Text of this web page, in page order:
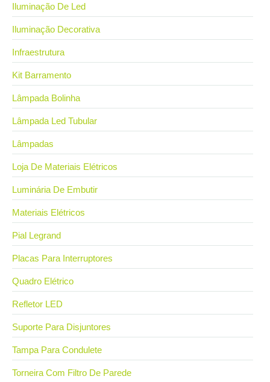
Iluminação De Led
Iluminação Decorativa
Infraestrutura
Kit Barramento
Lâmpada Bolinha
Lâmpada Led Tubular
Lâmpadas
Loja De Materiais Elétricos
Luminária De Embutir
Materiais Elétricos
Pial Legrand
Placas Para Interruptores
Quadro Elétrico
Refletor LED
Suporte Para Disjuntores
Tampa Para Condulete
Torneira Com Filtro De Parede